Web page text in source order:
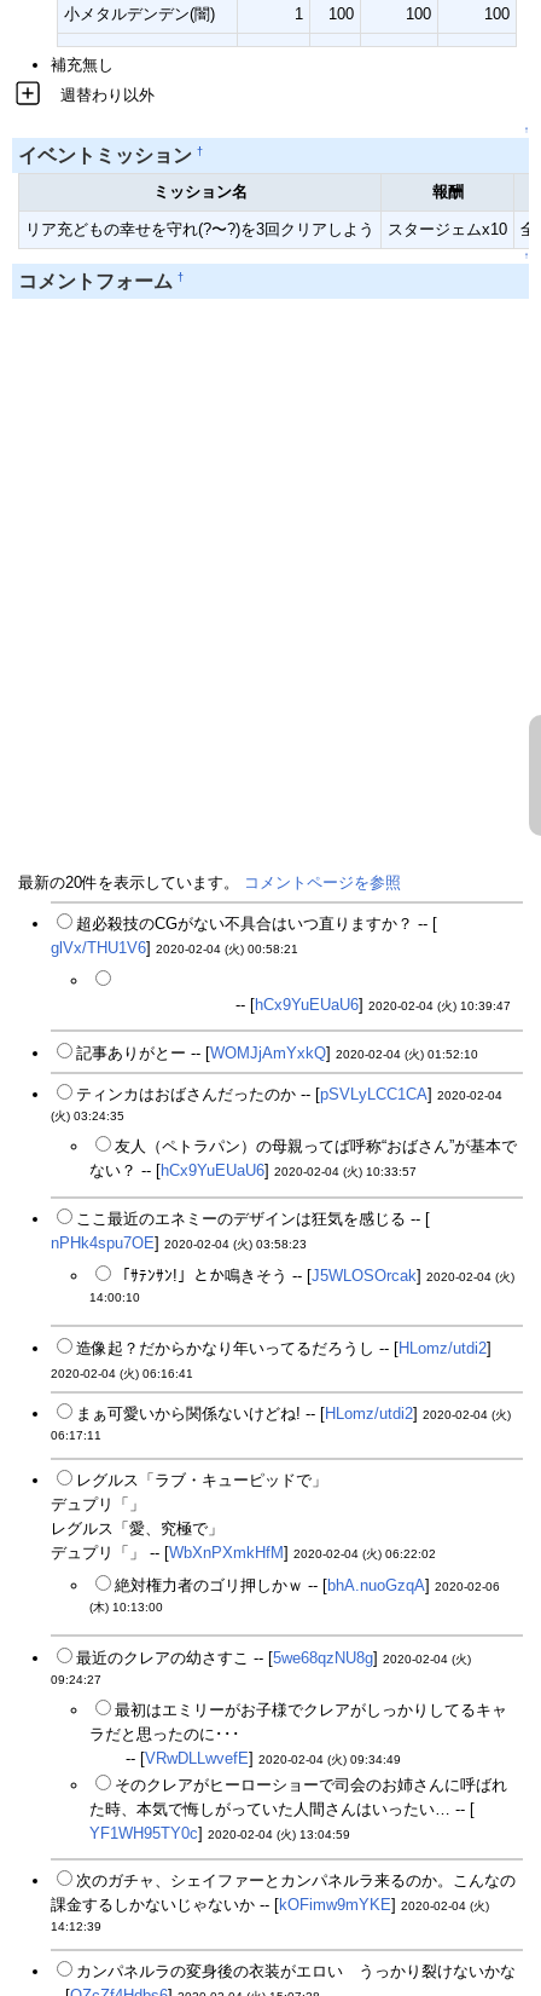
小メタルデンデン(闇) 1 100 100 100
補充無し
週替わり以外
↑
イベントミッション †
ミッション名 報酬
リア充どもの幸せを守れ(?〜?)を3回クリアしよう スタージェムx10 全
↑
コメントフォーム †
最新の20件を表示しています。 コメントページを参照
超必殺技のCGがない不具合はいつ直りますか？ -- [
glVx/THU1V6] 2020-02-04 (火) 00:58:21
-- [hCx9YuEUaU6] 2020-02-04 (火) 10:39:47
記事ありがとー -- [WOMJjAmYxkQ] 2020-02-04 (火) 01:52:10
ティンカはおばさんだったのか -- [pSVLyLCC1CA] 2020-02-04
(火) 03:24:35
友人（ペトラパン）の母親ってば呼称“おばさん”が基本で
ない？ -- [hCx9YuEUaU6] 2020-02-04 (火) 10:33:57
ここ最近のエネミーのデザインは狂気を感じる -- [
nPHk4spu7OE] 2020-02-04 (火) 03:58:23
「ｻﾃﾝｻﾝ!」とか鳴きそう -- [J5WLOSOrcak] 2020-02-04 (火)
14:00:10
造像起？だからかなり年いってるだろうし -- [HLomz/utdi2]
2020-02-04 (火) 06:16:41
まぁ可愛いから関係ないけどね! -- [HLomz/utdi2] 2020-02-04 (火)
06:17:11
レグルス「ラブ・キューピッドで」
デュプリ「」
レグルス「愛、究極で」
デュプリ「」 -- [WbXnPXmkHfM] 2020-02-04 (火) 06:22:02
絶対権力者のゴリ押しかｗ -- [bhA.nuoGzqA] 2020-02-06
(木) 10:13:00
最近のクレアの幼さすこ -- [5we68qzNU8g] 2020-02-04 (火)
09:24:27
最初はエミリーがお子様でクレアがしっかりしてるキャ
ラだと思ったのに･･･
-- [VRwDLLwvefE] 2020-02-04 (火) 09:34:49
そのクレアがヒーローショーで司会のお姉さんに呼ばれ
た時、本気で悔しがっていた人間さんはいったい… -- [
YF1WH95TY0c] 2020-02-04 (火) 13:04:59
次のガチャ、シェイファーとカンパネルラ来るのか。こんなの
課金するしかないじゃないか -- [kOFimw9mYKE] 2020-02-04 (火)
14:12:39
カンパネルラの変身後の衣装がエロい うっかり裂けないかな